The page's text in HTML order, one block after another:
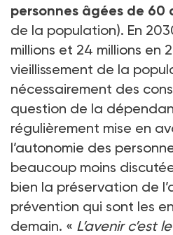
personnes âgées de 60
de la population). En
millions et 24 millions en
vieillissement de la
nécessairement des
question de la
régulièrement mise en
l’autonomie des
beaucoup moins
bien la préservation de
prévention qui sont les
demain. « L’avenir c’est